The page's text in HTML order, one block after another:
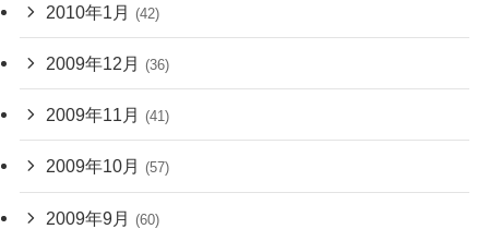
2010年1月 (42)
2009年12月 (36)
2009年11月 (41)
2009年10月 (57)
2009年9月 (60)